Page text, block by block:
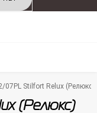
07PL Stilfort Relux
(Релюкс)